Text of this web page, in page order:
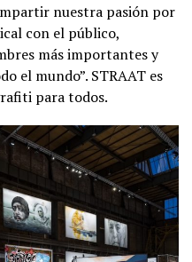
nuestra pasión por
con el público,
más importantes y
el mundo”. STRAAT es
para todos.